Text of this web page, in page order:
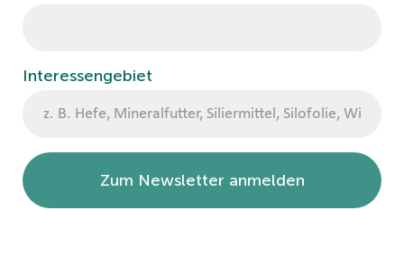
Interessengebiet
Zum Newsletter anmelden